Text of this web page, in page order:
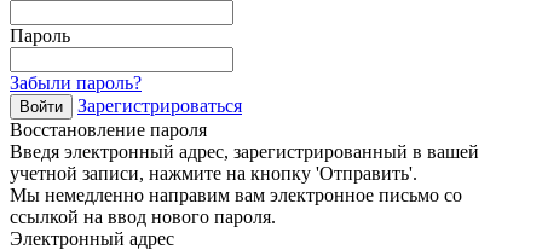
Пароль
Забыли пароль?
Войти
Зарегистрироваться
Восстановление пароля
Введя электронный адрес, зарегистрированный в вашей
учетной записи, нажмите на кнопку 'Отправить'.
Мы немедленно направим вам электронное письмо со
ссылкой на ввод нового пароля.
Электронный адрес